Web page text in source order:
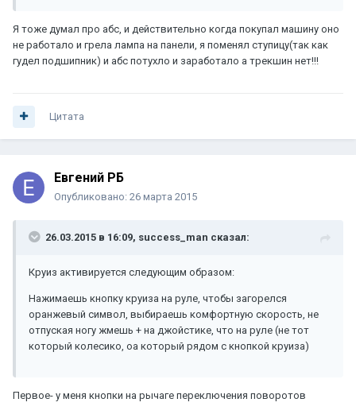
Я тоже думал про абс, и действительно когда покупал машину оно
не работало и грела лампа на панели, я поменял ступицу(так как
гудел подшипник) и абс потухло и заработало а трекшин нет!!!
Цитата
Евгений РБ
Опубликовано: 26 марта 2015
26.03.2015 в 16:09, success_man сказал:
Круиз активируется следующим образом:
Нажимаешь кнопку круиза на руле, чтобы загорелся
оранжевый символ, выбираешь комфортную скорость, не
отпуская ногу жмешь + на джойстике, что на руле (не тот
который колесико, оа который рядом с кнопкой круиза)
Первое- у меня кнопки на рычаге переключения поворотов